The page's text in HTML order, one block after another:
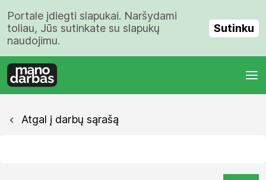
Portale įdiegti slapukai. Naršydami
toliau, Jūs sutinkate su slapukų
naudojimu.
Sutinku
Atgal į darbų sąrašą